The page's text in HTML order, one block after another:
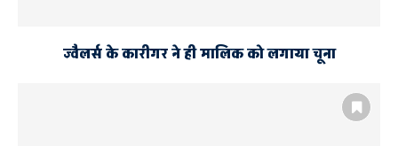
ज्वैलर्स के कारीगर ने ही मालिक को लगाया चूना